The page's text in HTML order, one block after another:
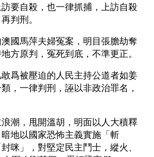
要自殺，也一律抓捕，上訪自殺
判刑。
國馬萍夫婦冤案，明目張膽劫奪
方原判，冤死到底，不準更正。
爲被壓迫的人民主持公道者如姜
，一律判刑，誣以非政治罪名，
潮，甩開溫胡，明面以人大積釋
地以國家恐怖主義實施「斬
咪」，對堅定民主鬥士，縱火、